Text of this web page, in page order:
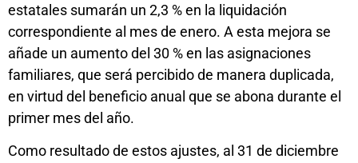
estatales sumarán un 2,3 % en la liquidación
correspondiente al mes de enero. A esta mejora se
añade un aumento del 30 % en las asignaciones
familiares, que será percibido de manera duplicada,
en virtud del beneficio anual que se abona durante el
primer mes del año.
Como resultado de estos ajustes, al 31 de diciembre